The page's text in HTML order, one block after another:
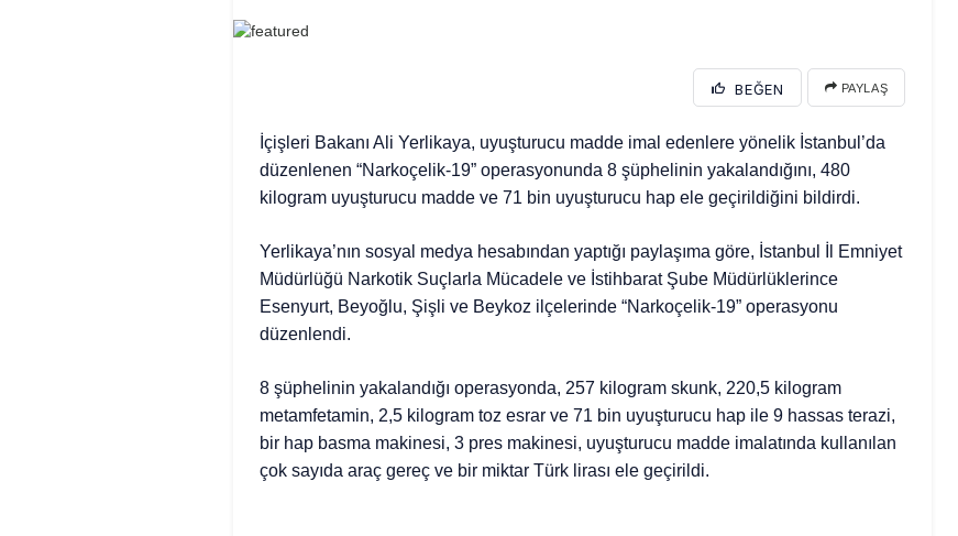
BEĞEN PAYLAŞ
İçişleri Bakanı Ali Yerlikaya, uyuşturucu madde imal edenlere yönelik İstanbul’da
düzenlenen “Narkoçelik-19” operasyonunda 8 şüphelinin yakalandığını, 480
kilogram uyuşturucu madde ve 71 bin uyuşturucu hap ele geçirildiğini bildirdi.
Yerlikaya’nın sosyal medya hesabından yaptığı paylaşıma göre, İstanbul İl Emniyet
Müdürlüğü Narkotik Suçlarla Mücadele ve İstihbarat Şube Müdürlüklerince
Esenyurt, Beyoğlu, Şişli ve Beykoz ilçelerinde “Narkoçelik-19” operasyonu
düzenlendi.
8 şüphelinin yakalandığı operasyonda, 257 kilogram skunk, 220,5 kilogram
metamfetamin, 2,5 kilogram toz esrar ve 71 bin uyuşturucu hap ile 9 hassas terazi,
bir hap basma makinesi, 3 pres makinesi, uyuşturucu madde imalatında kullanılan
çok sayıda araç gereç ve bir miktar Türk lirası ele geçirildi.